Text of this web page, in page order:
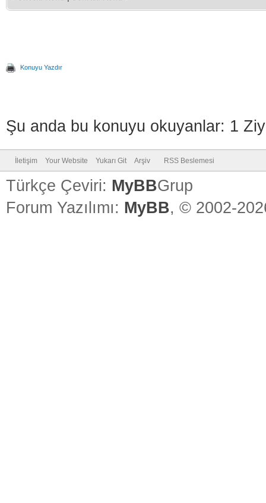
Konuyu Yazdır
Şu anda bu konuyu okuyanlar: 1
İletişim Your Website Yukarı Git Arşiv RSS Beslemesi
Türkçe Çeviri: MyBBGrup
Forum Yazılımı: MyBB, © 2002-